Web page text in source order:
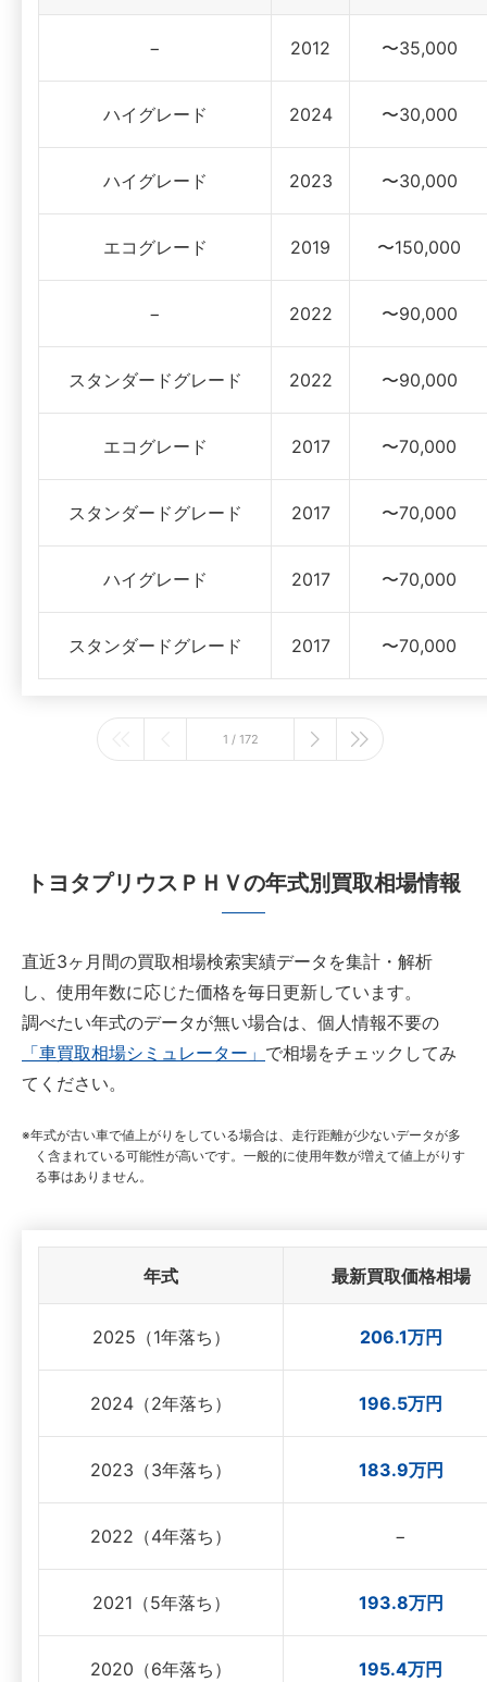
− 2012 〜35,000
ハイグレード 2024 〜30,000
ハイグレード 2023 〜30,000
エコグレード 2019 〜150,000
− 2022 〜90,000
スタンダードグレード 2022 〜90,000
エコグレード 2017 〜70,000
スタンダードグレード 2017 〜70,000
ハイグレード 2017 〜70,000
スタンダードグレード 2017 〜70,000
1 / 172
トヨタプリウスＰＨＶの年式別買取相場情報
直近3ヶ月間の買取相場検索実績データを集計・解析
し、使用年数に応じた価格を毎日更新しています。
調べたい年式のデータが無い場合は、個人情報不要の
「車買取相場シミュレーター」 で相場をチェックしてみ
てください。
年式が古い車で値上がりをしている場合は、走行距離が少ないデータが多
く含まれている可能性が高いです。一般的に使用年数が増えて値上がりす
る事はありません。
年式 最新買取価格相場
2025（1年落ち） 206.1万円
2024（2年落ち） 196.5万円
2023（3年落ち） 183.9万円
2022（4年落ち） −
2021（5年落ち） 193.8万円
2020（6年落ち） 195.4万円